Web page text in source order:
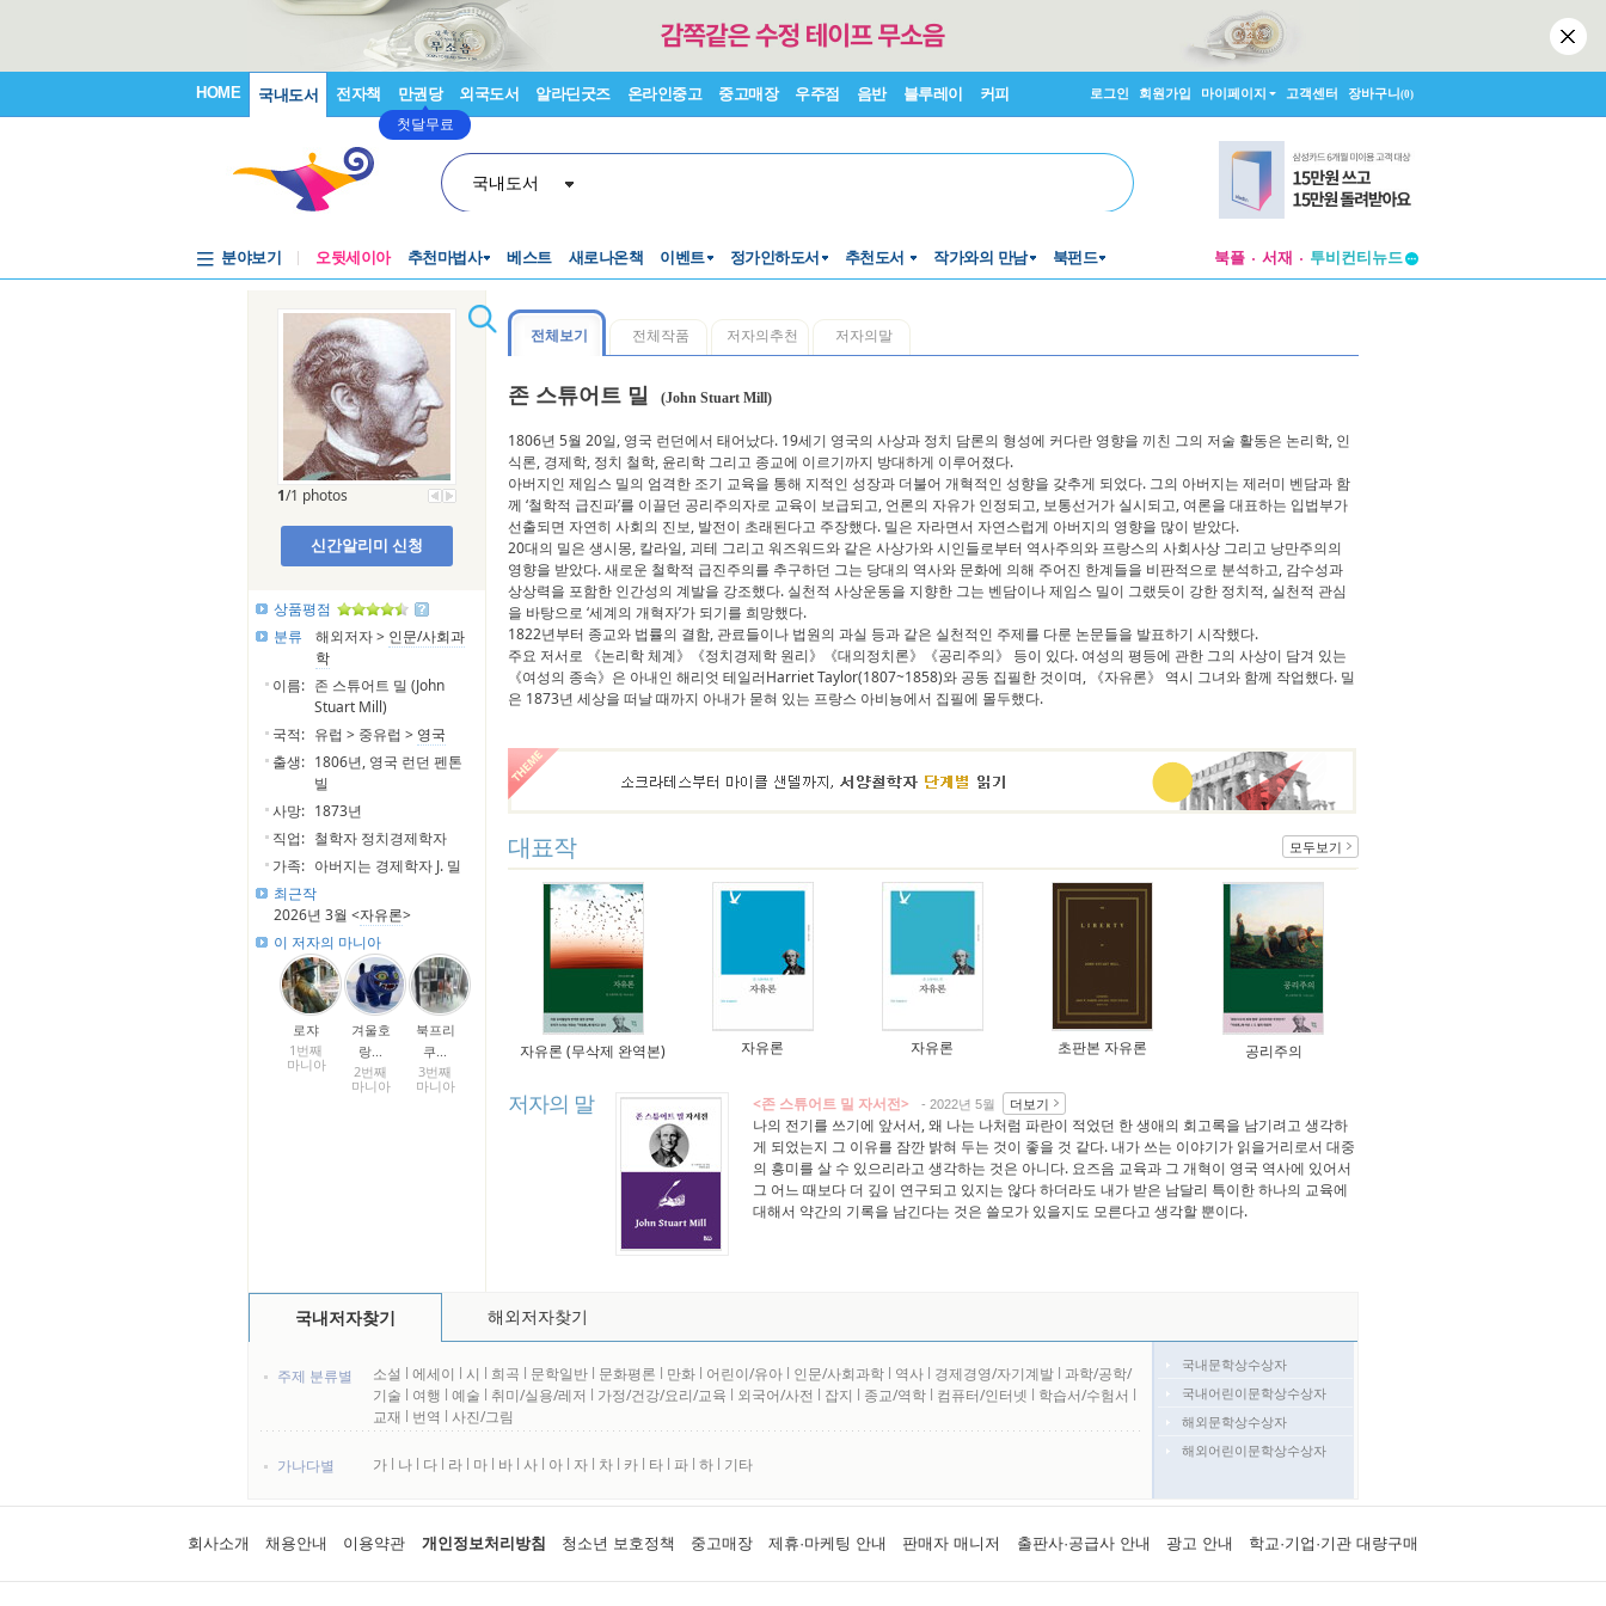
HOME 국내도서 전자책 만권당
첫달무료
외국도서 알라딘굿즈 온라인중고 중고매장 우주점 음반 블루레이 커피 로그인 회원가입 마이페이지 고객센터 장바구니(0)
국내도서
분야보기 오뒷세이아 추천마법사 베스트 새로나온책 이벤트 정가인하도서 추천도서 작가와의 만남 북펀드 북플 서재
투비컨티뉴드
1/1 photos
신간알리미 신청
상품평점
분류
해외저자 > 인문/사회과
학
이름: 존 스튜어트 밀 (John
Stuart Mill)
국적: 유럽 > 중유럽 > 영국
출생: 1806년, 영국 런던 펜톤
빌
사망: 1873년
직업: 철학자 정치경제학자
가족: 아버지는 경제학자 J. 밀
최근작
2026년 3월 <자유론>
이 저자의 마니아
로쟈
1번째
마니아
겨울호
랑...
2번째
마니아
북프리
쿠...
3번째
마니아
전체보기 전체작품 저자의추천 저자의말
존 스튜어트 밀 (John Stuart Mill)
1806년 5월 20일, 영국 런던에서 태어났다. 19세기 영국의 사상과 정치 담론의 형성에 커다란 영향을 끼친 그의 저술 활동은 논리학, 인
식론, 경제학, 정치 철학, 윤리학 그리고 종교에 이르기까지 방대하게 이루어졌다.
아버지인 제임스 밀의 엄격한 조기 교육을 통해 지적인 성장과 더불어 개혁적인 성향을 갖추게 되었다. 그의 아버지는 제러미 벤담과 함
께 ‘철학적 급진파’를 이끌던 공리주의자로 교육이 보급되고, 언론의 자유가 인정되고, 보통선거가 실시되고, 여론을 대표하는 입법부가
선출되면 자연히 사회의 진보, 발전이 초래된다고 주장했다. 밀은 자라면서 자연스럽게 아버지의 영향을 많이 받았다.
20대의 밀은 생시몽, 칼라일, 괴테 그리고 워즈워드와 같은 사상가와 시인들로부터 역사주의와 프랑스의 사회사상 그리고 낭만주의의
영향을 받았다. 새로운 철학적 급진주의를 추구하던 그는 당대의 역사와 문화에 의해 주어진 한계들을 비판적으로 분석하고, 감수성과
상상력을 포함한 인간성의 계발을 강조했다. 실천적 사상운동을 지향한 그는 벤담이나 제임스 밀이 그랬듯이 강한 정치적, 실천적 관심
을 바탕으로 ‘세계의 개혁자’가 되기를 희망했다.
1822년부터 종교와 법률의 결함, 관료들이나 법원의 과실 등과 같은 실천적인 주제를 다룬 논문들을 발표하기 시작했다.
주요 저서로 《논리학 체계》《정치경제학 원리》《대의정치론》《공리주의》 등이 있다. 여성의 평등에 관한 그의 사상이 담겨 있는
《여성의 종속》은 아내인 해리엇 테일러Harriet Taylor(1807~1858)와 공동 집필한 것이며, 《자유론》 역시 그녀와 함께 작업했다. 밀
은 1873년 세상을 떠날 때까지 아내가 묻혀 있는 프랑스 아비뇽에서 집필에 몰두했다.
대표작 모두보기
자유론 (무삭제 완역본) 자유론 자유론 초판본 자유론 공리주의
저자의 말 <존 스튜어트 밀 자서전> - 2022년 5월 더보기
나의 전기를 쓰기에 앞서서, 왜 나는 나처럼 파란이 적었던 한 생애의 회고록을 남기려고 생각하
게 되었는지 그 이유를 잠깐 밝혀 두는 것이 좋을 것 같다. 내가 쓰는 이야기가 읽을거리로서 대중
의 흥미를 살 수 있으리라고 생각하는 것은 아니다. 요즈음 교육과 그 개혁이 영국 역사에 있어서
그 어느 때보다 더 깊이 연구되고 있지는 않다 하더라도 내가 받은 남달리 특이한 하나의 교육에
대해서 약간의 기록을 남긴다는 것은 쓸모가 있을지도 모른다고 생각할 뿐이다.
국내저자찾기 해외저자찾기
주제 분류별 소설 l 에세이 l 시 l 희곡 l 문학일반 l 문화평론 l 만화 l 어린이/유아 l 인문/사회과학 l 역사 l 경제경영/자기계발 l 과학/공학/
기술 l 여행 l 예술 l 취미/실용/레저 l 가정/건강/요리/교육 l 외국어/사전 l 잡지 l 종교/역학 l 컴퓨터/인터넷 l 학습서/수험서 l
교재 l 번역 l 사진/그림
가나다별 가 l 나 l 다 l 라 l 마 l 바 l 사 l 아 l 자 l 차 l 카 l 타 l 파 l 하 l 기타
국내문학상수상자
국내어린이문학상수상자
해외문학상수상자
해외어린이문학상수상자
회사소개 채용안내 이용약관 개인정보처리방침 청소년 보호정책 중고매장 제휴·마케팅 안내 판매자 매니저 출판사·공급사 안내 광고 안내 학교·기업·기관 대량구매